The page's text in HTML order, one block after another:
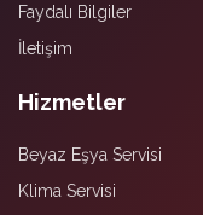
Faydalı Bilgiler
İletişim
Hizmetler
Beyaz Eşya Servisi
Klima Servisi